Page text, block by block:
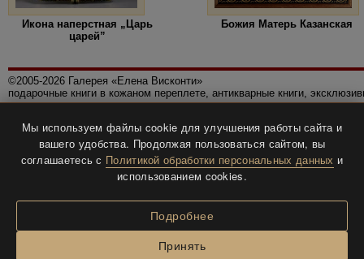
Икона наперстная „Царь
царей”
Божия Матерь Казанская
©2005-2026 Галерея «Елена Висконти»
подарочные книги в кожаном переплете, антикварные книги,
Политика конфиденциальности
Все права защищены.
Разработка и дизайнBTV-info.
Мы используем файлы cookie для улучшения работы сайта и
вашего удобства. Продолжая пользоваться сайтом, вы
соглашаетесь с Политикой обработки персональных данных и
использованием cookies.
Подробнее
Принять